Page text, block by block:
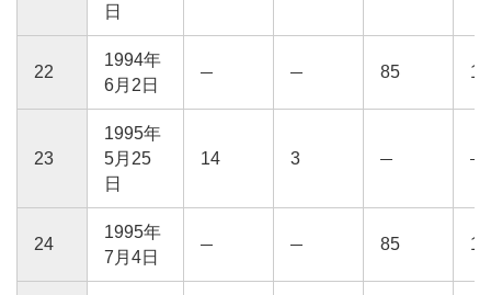
日
22
1994年
6月2日
85 15
23
1995年
5月25
日
14 3
24
1995年
7月4日
85 15